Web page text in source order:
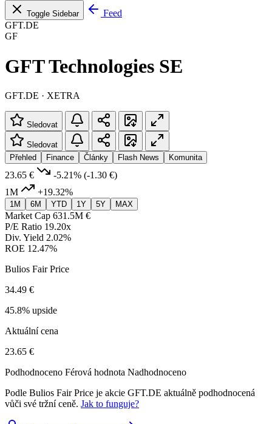
Toggle Sidebar
Feed
GFT.DE
GF
GFT Technologies SE
GFT.DE · XETRA
Sledovat
Sledovat
Přehled
Finance Články Flash News Komunita
23.65 € -5.21% (-1.30 €)
1M
+19.32%
1M 6M YTD 1Y 5Y MAX
Market Cap 631.5M €
P/E Ratio 19.20x
Div. Yield 2.02%
ROE 12.47%
Bulios Fair Price
34.49 €
45.8% upside
Aktuální cena
23.65 €
Podhodnoceno Férová hodnota Nadhodnoceno
Podle Bulios Fair Price je akcie GFT.DE aktuálně podhodnocená
vůči své tržní ceně. Jak to funguje?